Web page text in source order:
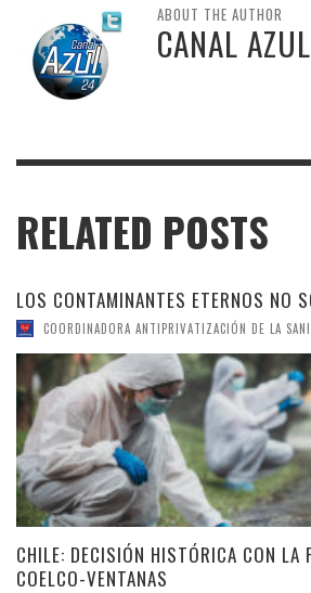
ABOUT THE AUTHOR
CANAL
RELATED POSTS
LOS CONTAMINANTES ETERNOS NO
COORDINADORA ANTIPRIVATIZACIÓN DE LA
CHILE: DECISIÓN HISTÓRICA CON LA
COELCO-VENTANAS